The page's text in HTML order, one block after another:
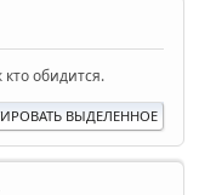
обидится.
ВЫДЕЛЕННОЕ